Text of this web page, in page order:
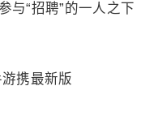
“招聘”的一人之下